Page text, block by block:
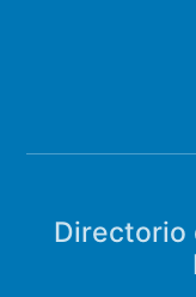
Directorio